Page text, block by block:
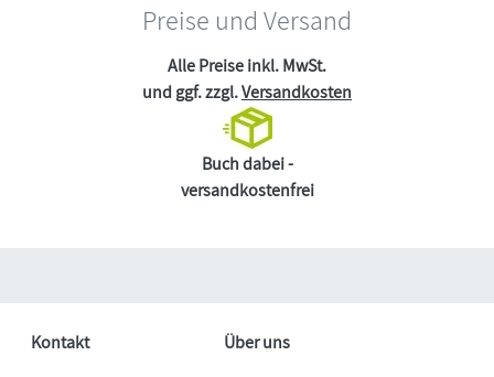
Preise und Versand
Alle Preise inkl. MwSt.
und ggf. zzgl.Versandkosten
Buch dabei -
versandkostenfrei
Kontakt
Über uns